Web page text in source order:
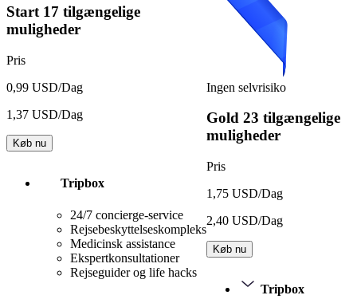
Start 17 tilgængelige
muligheder
Pris
0,99 USD/Dag
1,37 USD/Dag
Køb nu
Tripbox
24/7 concierge-service
Rejsebeskyttelseskompleks
Medicinsk assistance
Ekspertkonsultationer
Rejseguider og life hacks
Ingen selvrisiko
Gold 23 tilgængelige
muligheder
Pris
1,75 USD/Dag
2,40 USD/Dag
Køb nu
Tripbox